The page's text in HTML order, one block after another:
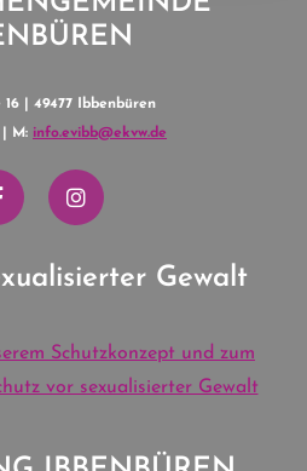
16 | 49477 Ibbenbüren
| M: info.evibb@ekvw.de
Gewalt
Schutzkonzept und zum
vor sexualisierter Gewalt